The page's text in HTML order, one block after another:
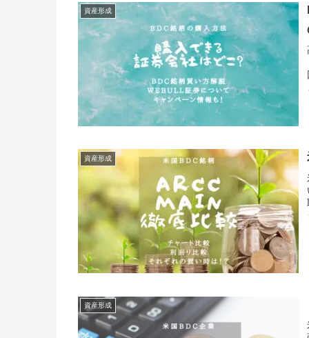
資産形成
資産形成
資産形成